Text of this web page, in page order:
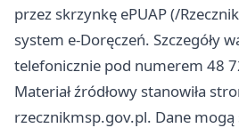
przez skrzynkę ePUAP (/
system e-Doręczeń. Szczegóły
telefonicznie pod numerem 48
Materiał źródłowy stanowiła
rzecznikmsp.gov.pl. Dane mogą